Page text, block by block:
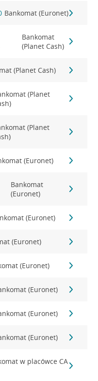
Bankomat (Euronet)
Bankomat
(Planet Cash)
(Planet Cash)
(Planet
(Planet
(Euronet)
Bankomat
(Euronet)
(Euronet)
(Euronet)
(Euronet)
(Euronet)
(Euronet)
(Euronet)
w placówce CA